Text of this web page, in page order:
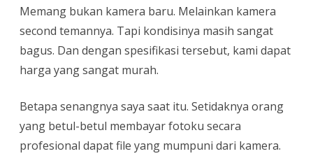
Memang bukan kamera baru. Melainkan kamera
second temannya. Tapi kondisinya masih sangat
bagus. Dan dengan spesifikasi tersebut, kami dapat
harga yang sangat murah.
Betapa senangnya saya saat itu. Setidaknya orang
yang betul-betul membayar fotoku secara
profesional dapat file yang mumpuni dari kamera.